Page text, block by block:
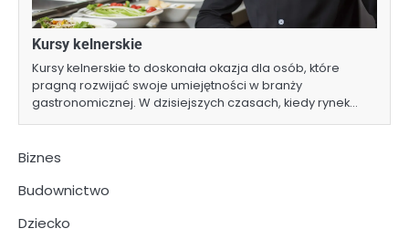
Kursy kelnerskie
Kursy kelnerskie to doskonała okazja dla osób, które
pragną rozwijać swoje umiejętności w branży
gastronomicznej. W dzisiejszych czasach, kiedy rynek…
Biznes
Budownictwo
Dziecko